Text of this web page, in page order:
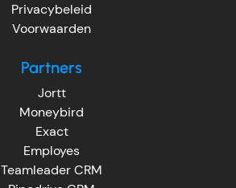
Privacybeleid
Voorwaarden
Partners
Jortt
Moneybird
Exact
Employes
Teamleader CRM